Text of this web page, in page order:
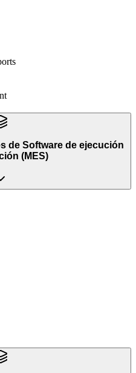
de Software de ejecución
(MES)